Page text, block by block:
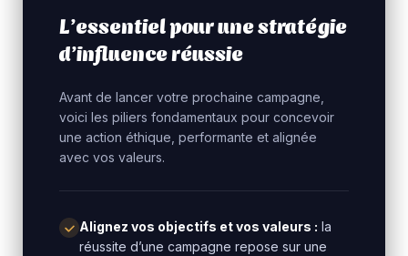
L’essentiel pour une stratégie
d’influence réussie
Avant de lancer votre prochaine campagne,
voici les piliers fondamentaux pour concevoir
une action éthique, performante et alignée
avec vos valeurs.
Alignez vos objectifs et vos valeurs : la
réussite d’une campagne repose sur une